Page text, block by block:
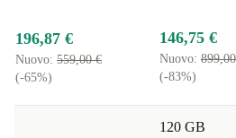
di reso gratuito: acquisti senza pensieri.
Domande frequenti sull’utilizzo di
ricondizionato
Posso collegare più monitor al
196,87 €
Nuovo: 559,00 €
(-65%)
146,75 €
Nuovo:
(-83%)
120 GB